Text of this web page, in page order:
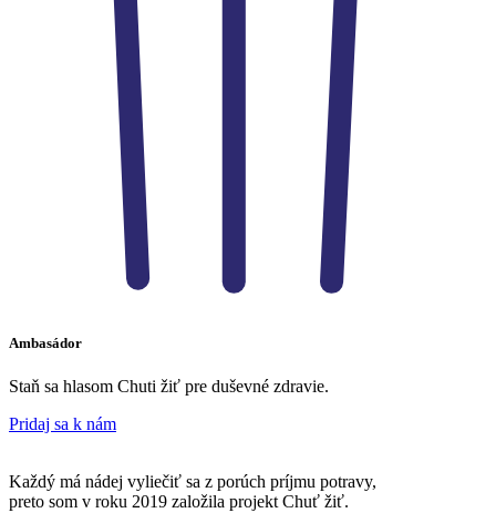
Ambasádor​
Staň sa hlasom Chuti žiť pre duševné zdravie.
Pridaj sa k nám
Každý má nádej vyliečiť sa z porúch príjmu potravy,
preto som v roku 2019 založila projekt Chuť žiť.